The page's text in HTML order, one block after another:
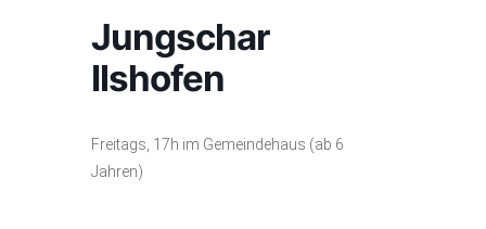
VERANSTALTUNGEN
GOTTESDIENST MAL ANDERS AUFNAHMEN
Jungschar
Ilshofen
Freitags, 17h im Gemeindehaus (ab 6
Jahren)